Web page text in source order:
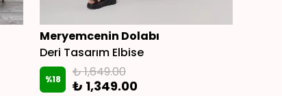
Meryemcenin Dolabı
Deri Tasarım Elbise
%18 ₺ 1,649.00
₺ 1,349.00